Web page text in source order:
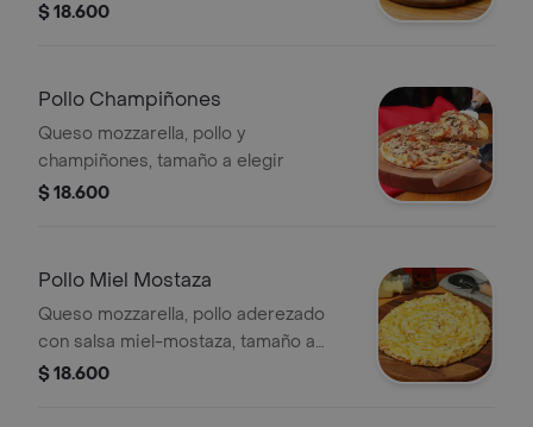
$ 18.600
Pollo Champiñones
Queso mozzarella, pollo y
champiñones, tamaño a elegir
$ 18.600
Pollo Miel Mostaza
Queso mozzarella, pollo aderezado
con salsa miel-mostaza, tamaño a
elegir
$ 18.600